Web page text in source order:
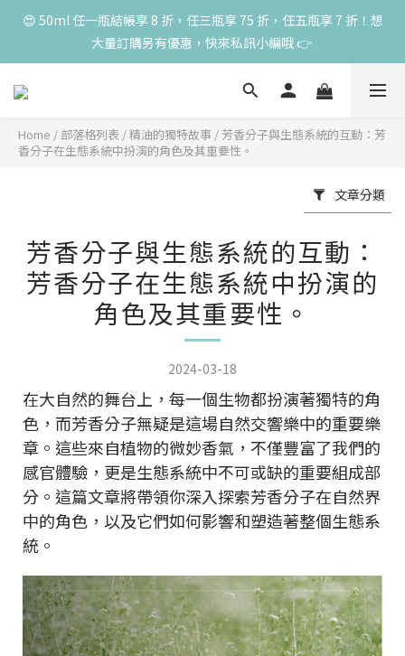
高峰期家長很安心 🧡 滿 3000 元加贈深呼吸10ml一瓶！限量送完
為止
😍 50ml 任一瓶結帳享 8 折，任三瓶享 75 折，任五瓶享 7 折！想
大量訂購另有優惠，快來私訊小編哦 👉
高峰期家長很安心 🧡 滿 3000 元加贈深呼吸10ml一瓶！限量送完
Home / 部落格列表 /精油的獨特故事 / 芳香分子與生態系統的互動：芳
香分子在生態系統中扮演的角色及其重要性。
文章分類
芳香分子與生態系統的互動：
芳香分子在生態系統中扮演的
角色及其重要性。
2024-03-18
在大自然的舞台上，每一個生物都扮演著獨特的角
色，而芳香分子無疑是這場自然交響樂中的重要樂
章。這些來自植物的微妙香氣，不僅豐富了我們的
感官體驗，更是生態系統中不可或缺的重要組成部
分。這篇文章將帶領你深入探索芳香分子在自然界
中的角色，以及它們如何影響和塑造著整個生態系
統。